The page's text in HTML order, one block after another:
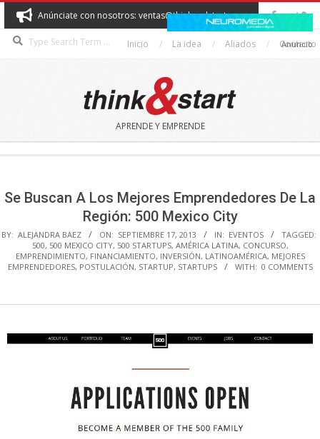
Skip
to
content
Anúnciate con nosotros: ventas@thinkandstart.com
Inicio La idea Aliados Contacto
THINK&START
APRENDE Y EMPRENDE
Anuncio
Se Buscan A Los Mejores Emprendedores De La
Región: 500 Mexico City
BY: ALEJANDRA BAEZ ON: SEPTIEMBRE 17, 2013 IN: EVENTOS
TAGGED:
500, 500 MEXICO CITY, 500 STARTUPS, AMÉRICA LATINA, CONCURSO,
EMPRENDIMIENTO, FINANCIAMIENTO, INVERSIÓN, LATINOAMÉRICA, MEJORES
EMPRENDEDORES, POSTULACIÓN, STARTUP, STARTUPS WITH: 0 COMMENTS